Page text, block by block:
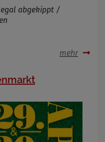
abgekippt /
mehr